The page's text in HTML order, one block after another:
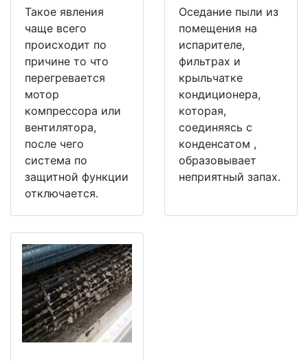
Такое явления
чаще всего
происходит по
причине то что
перегревается
мотор
компрессора или
вентилятора,
после чего
система по
защитной функции
отключается.
Оседание пыли из
помещения на
испарителе,
фильтрах и
крыльчатке
кондиционера,
которая,
соединяясь с
конденсатом ,
образовывает
неприятный запах.